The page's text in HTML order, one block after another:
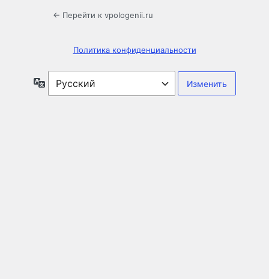
← Перейти к vpologenii.ru
Политика конфиденциальности
Язык